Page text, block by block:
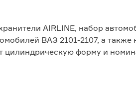
AIRLINE, набор
ВАЗ 2101-2107, а
цилиндрическую форму и